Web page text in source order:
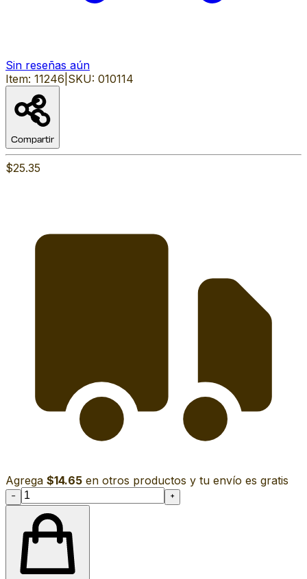
Sin reseñas aún
Item: 11246 SKU: 010114
Compartir
$25.35
Agrega $14.65 en otros productos y tu envío es gratis
− +